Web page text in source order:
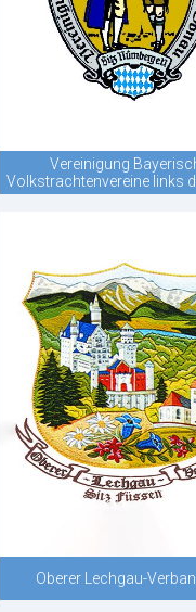
Vereinigung
Volkstrachtenvereine links
Oberer Lechgau-